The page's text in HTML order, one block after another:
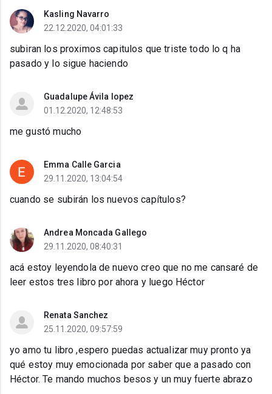
Kasling Navarro
22.12.2020, 04:01:33
subiran los proximos capitulos que triste todo lo q ha
pasado y lo sigue haciendo
Guadalupe Ávila lopez
01.12.2020, 12:48:53
me gustó mucho
Emma Calle Garcia
29.11.2020, 13:04:54
cuando se subirán los nuevos capítulos?
Andrea Moncada Gallego
29.11.2020, 08:40:31
acá estoy leyendola de nuevo creo que no me cansaré de
leer estos tres libro por ahora y luego Héctor
Renata Sanchez
25.11.2020, 09:57:59
yo amo tu libro ,espero puedas actualizar muy pronto ya
qué estoy muy emocionada por saber que a pasado con
Héctor. Te mando muchos besos y un muy fuerte abrazo